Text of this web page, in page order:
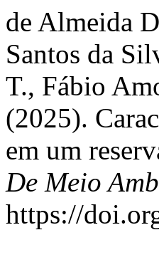
de Almeida
Santos da
T., Fábio
(2025).
em um
De Meio
https://